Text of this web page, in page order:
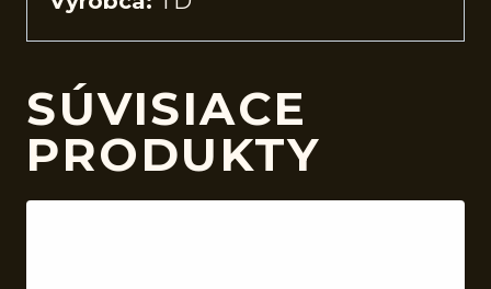
SÚVISIACE
PRODUKTY